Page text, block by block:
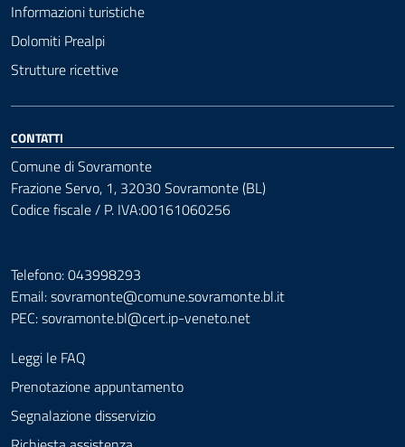
Informazioni turistiche
Dolomiti Prealpi
Strutture ricettive
CONTATTI
Comune di Sovramonte
Frazione Servo, 1, 32030 Sovramonte (BL)
Codice fiscale / P. IVA:00161060256
Telefono: 043998293
Email: sovramonte@comune.sovramonte.bl.it
PEC:sovramonte.bl@cert.ip-veneto.net
Leggi le FAQ
Prenotazione appuntamento
Segnalazione disservizio